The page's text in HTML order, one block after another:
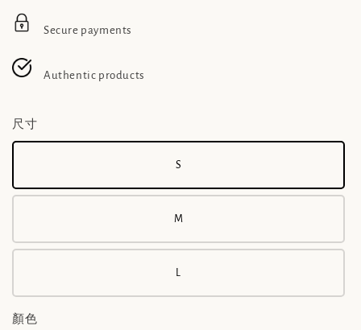
Secure payments
Authentic products
尺寸
S
M
L
顏色